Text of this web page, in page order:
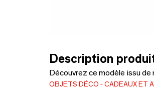
Description
Découvrez ce modèle issu
OBJETS DÉCO CADEAUX ET